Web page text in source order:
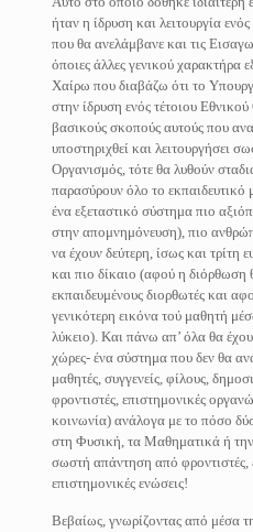
ήταν η ίδρυση και λειτουργία ενός
που θα ανελάμβανε και τις
όποιες άλλες γενικού χαρακτήρα
Χαίρω που διαβάζω ότι το
στην ίδρυση ενός τέτοιου
βασικούς σκοπούς αυτούς που
υποστηριχθεί και λειτουργήσει
Οργανισμός, τότε θα λυθούν
παρασύρουν όλο το
ένα εξεταστικό σύστημα πιο
στην απομνημόνευση), πιο
να έχουν δεύτερη, ίσως και τρίτη
και πιο δίκαιο (αφού η διόρθωση
εκπαιδευμένους διορθωτές και
γενικότερη εικόνα τού μαθητή
λύκειο). Και πάνω απ’ όλα θα
χώρες- ένα σύστημα που δεν θα
μαθητές, συγγενείς, φίλους,
φροντιστές, επιστημονικές
κοινωνία) ανάλογα με το πόσο
στη Φυσική, τα Μαθηματικά ή
σωστή απάντηση από φροντιστές,
επιστημονικές ενώσεις!
Βεβαίως, γνωρίζοντας από μέσα